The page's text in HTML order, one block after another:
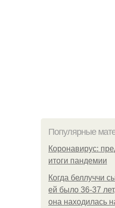
Популярные
Коронавирус:
итоги пандемии
Когда беллуччи
ей было 36-37
она находилась